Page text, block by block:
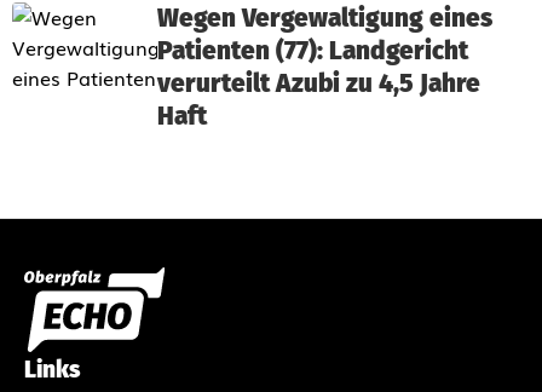
Wegen Vergewaltigung eines
Patienten (77): Landgericht
verurteilt Azubi zu 4,5 Jahre
Haft
Links